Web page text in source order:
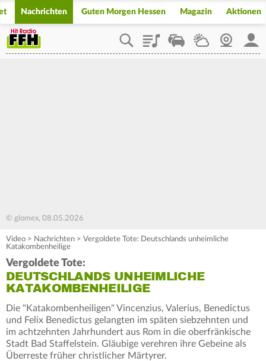
Nachrichten Guten Morgen Hessen Magazin Aktionen
PlaylistStaupilotWetterWebcam
© glomex, 08.05.2026
Video > Nachrichten > Vergoldete Tote: Deutschlands unheimliche
Katakombenheilige
Vergoldete Tote:
DEUTSCHLANDS UNHEIMLICHE
KATAKOMBENHEILIGE
Die "Katakombenheiligen" Vincenzius, Valerius, Benedictus
und Felix Benedictus gelangten im späten siebzehnten und
im achtzehnten Jahrhundert aus Rom in die oberfränkische
Stadt Bad Staffelstein. Gläubige verehren ihre Gebeine als
Überreste früher christlicher Märtyrer.